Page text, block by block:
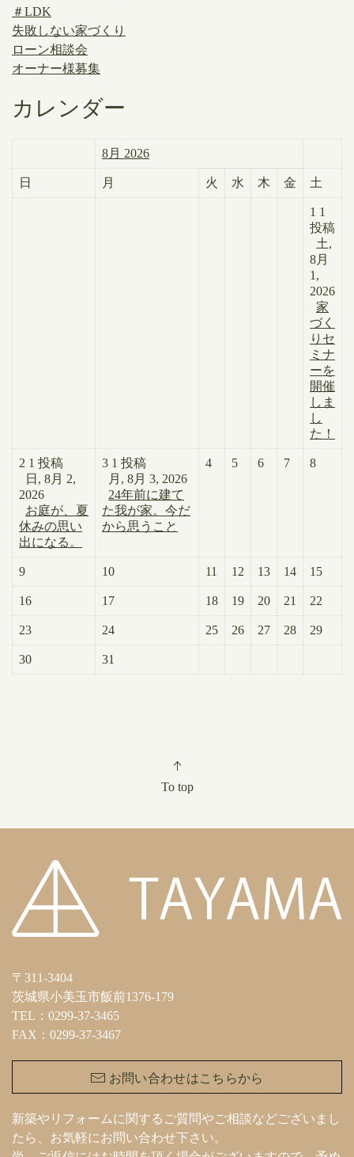
＃LDK
失敗しない家づくり
ローン相談会
オーナー様募集
カレンダー
8月 2026
日 月 火 水 木 金 土
1 1
投稿
土,
8月
1,
2026
家
づく
りセ
ミナ
ーを
開催
しま
し
た！
2 1 投稿
日, 8月 2,
2026
お庭が、夏
休みの思い
出になる。
3 1 投稿
月, 8月 3, 2026
24年前に建て
た我が家。今だ
から思うこと
4 5 6 7 8
9 10 11 12 13 14 15
16 17 18 19 20 21 22
23 24 25 26 27 28 29
30 31
To top
〒311-3404
茨城県小美玉市飯前1376-179
TEL：0299-37-3465
FAX：0299-37-3467
お問い合わせはこちらから
新築やリフォームに関するご質問やご相談などございまし
たら、お気軽にお問い合わせ下さい。